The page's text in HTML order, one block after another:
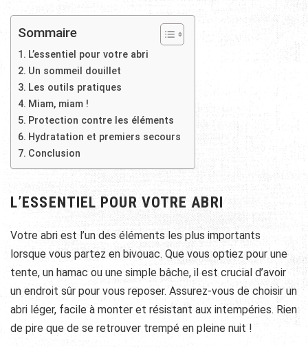
Sommaire
L’essentiel pour votre abri
Un sommeil douillet
Les outils pratiques
Miam, miam !
Protection contre les éléments
Hydratation et premiers secours
Conclusion
L’ESSENTIEL POUR VOTRE ABRI
Votre abri est l’un des éléments les plus importants
lorsque vous partez en bivouac. Que vous optiez pour une
tente, un hamac ou une simple bâche, il est crucial d’avoir
un endroit sûr pour vous reposer. Assurez-vous de choisir un
abri léger, facile à monter et résistant aux intempéries. Rien
de pire que de se retrouver trempé en pleine nuit !